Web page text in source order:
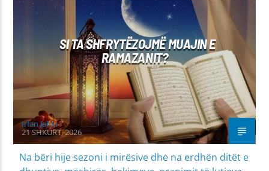
MIRËSJELLJA - EDUKATA FETARE
PROBLEME SHPIRTËRORE & SHOQËRORE
SI TA SHFRYTËZOJMË MUAJIN E
RAMAZANIT?
Irfan Jahiu
21 SHKURT, 2026
Na bëri hije sezoni i mirësive dhe na erdhën ditët e